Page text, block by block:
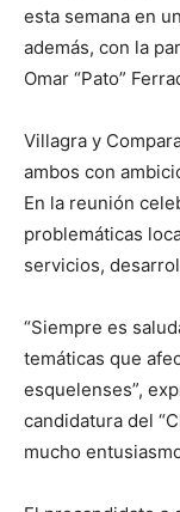
esta semana en
además, con la
Omar “Pato”
Villagra y
ambos con
En la reunión
problemáticas
servicios,
“Siempre es
temáticas que
esquelenses”,
candidatura del
mucho